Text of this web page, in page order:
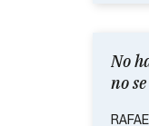
No
no